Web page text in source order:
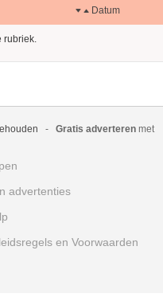
Datum
rubriek.
- Gratis adverteren met
advertenties
en Voorwaarden